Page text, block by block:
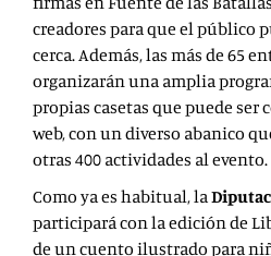
creadores para que el público
cerca. Además, las más de 65
organizarán una amplia
propias casetas que puede
web, con un diverso abanico
otras 400 actividades al evento.
Como ya es habitual, la
participará con la edición de
de un cuento ilustrado para